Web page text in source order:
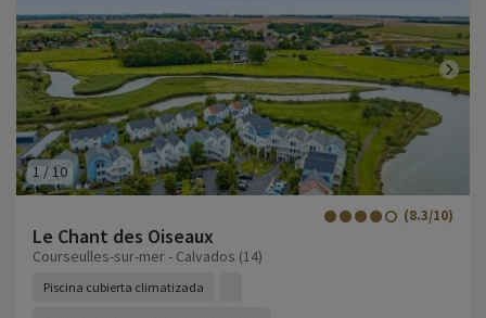
1 / 10
Le Chant des Oiseaux
(8.3/10)
Courseulles-sur-mer - Calvados (14)
Piscina cubierta climatizada